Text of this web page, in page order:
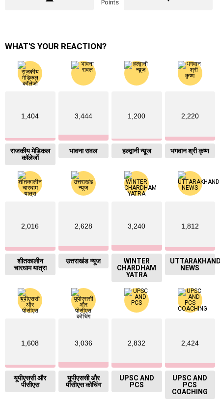
Points
WHAT'S YOUR REACTION?
1,404
राजकीय मेडिकल
कॉलेजों
3,444
भावना रावल
1,200
हल्द्वानी न्य़ूज
2,220
भगवान श्री कृष्ण
2,016
शीतकालीन
चारधाम यात्रा
2,628
उत्तराखंड न्यूज
3,240
WINTER
CHARDHAM
YATRA
1,812
NEWS
1,608
यूपीएससी और
पीसीएस
3,036
यूपीएससी और
पीसीएस कोचिंग
2,832
UPSC AND
PCS
2,424
UPSC AND
PCS
COACHING